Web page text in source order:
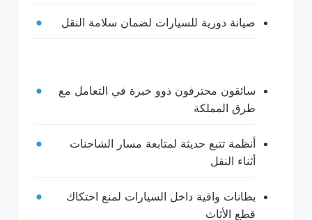
صيانة دورية للسيارات لضمان سلامة النقل
سائقون محترفون ذوو خبرة في التعامل مع
طرق المملكة
أنظمة تتبع حديثة لمتابعة مسار الشاحنات
أثناء النقل
بطانات واقية داخل السيارات لمنع احتكاك
قطع الأثاث